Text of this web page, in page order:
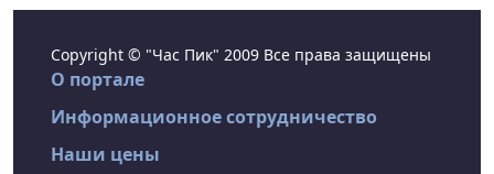
Copyright © "Час Пик" 2009 Все права защищены
О портале
Информационное сотрудничество
Наши цены